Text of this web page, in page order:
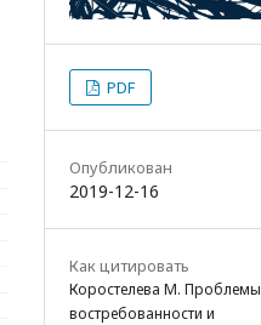
PDF
Опубликован
2019-12-16
Как цитировать
Коростелева М. Проблемы
востребованности и